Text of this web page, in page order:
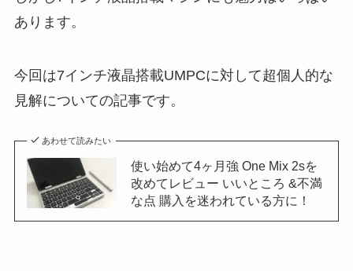
あります。
今回は7インチ液晶搭載UMPCに対して超個人的な
見解についての記事です。
あわせて読みたい
使い始めて4ヶ月強 One Mix 2sを
改めてレビュー いいところ &不満
な点 購入を迷われている方に！